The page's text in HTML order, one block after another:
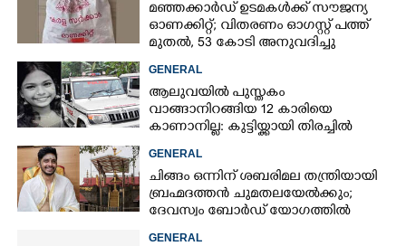
മഞ്ഞക്കാർഡ് ഉടമകൾക്ക് സൗജന്യ
ഓണക്കിറ്റ്; വിതരണം ഓഗസ്റ്റ് പത്ത്
മുതൽ, 53 കോടി അനുവദിച്ചു
GENERAL
ആലുവയിൽ പുസ്തകം
വാങ്ങാനിറങ്ങിയ 12 കാരിയെ
കാണാനില്ല: കുട്ടിയ്ക്കായി തിരച്ചിൽ
GENERAL
ചിങ്ങം ഒന്നിന് ശബരിമല തന്ത്രിയായി
ബ്രഹ്മദത്തൻ ചുമതലയേൽക്കും;
ദേവസ്വം ബോർഡ് യോഗത്തിൽ
തീരുമാനം
GENERAL